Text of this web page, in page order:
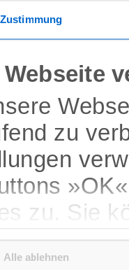
Zustimmung
Webseite
zu
zu. Sie
Alle ablehnen